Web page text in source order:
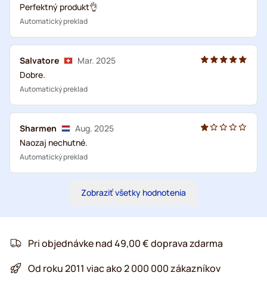
Perfektný produkt👌
Automatický preklad
Salvatore
Mar. 2025
Dobre.
Automatický preklad
Sharmen
Aug. 2025
Naozaj nechutné.
Automatický preklad
Zobraziť všetky hodnotenia
Pri objednávke nad 49,00 € doprava zdarma
Od roku 2011 viac ako 2 000 000 zákazníkov